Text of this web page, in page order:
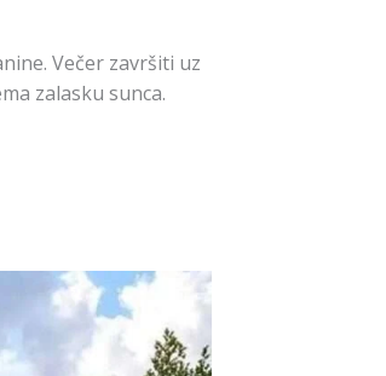
Večer završiti uz
zalasku sunca.